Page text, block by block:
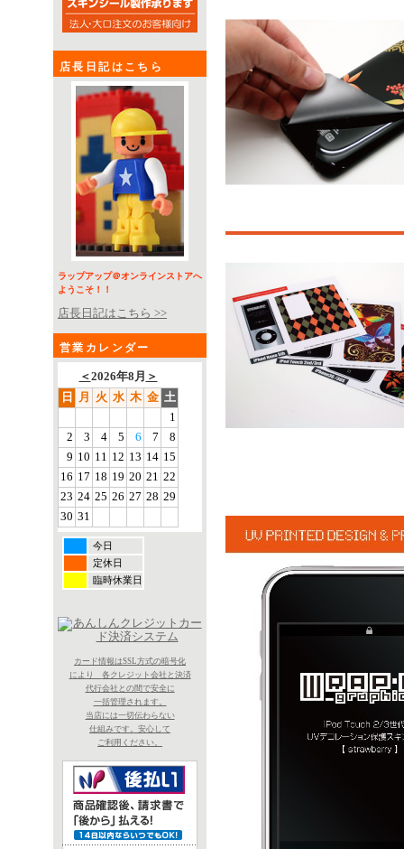
店長日記はこちら
ラップアップ＠オンラインストアへ
ようこそ！！
店長日記はこちら >>
営業カレンダー
＜2026年8月 ＞
日
月 火 水 木 金 土
1
2
3 4 5 6 7
8
9 10 11 12 13 14 15
16 17 18 19 20 21 22
23 24 25 26 27 28 29
30 31
今日
定休日
臨時休業日
カード情報はSSL方式の暗号化
により 各クレジット会社と決済
代行会社との間で安全に
一括管理されます。
当店には一切 伝わらない
仕組みです。 安心して
ご利用ください。